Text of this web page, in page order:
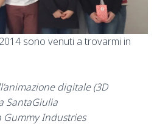
sono venuti a trovarmi in
digitale (3D
SantaGiulia
Gummy Industries